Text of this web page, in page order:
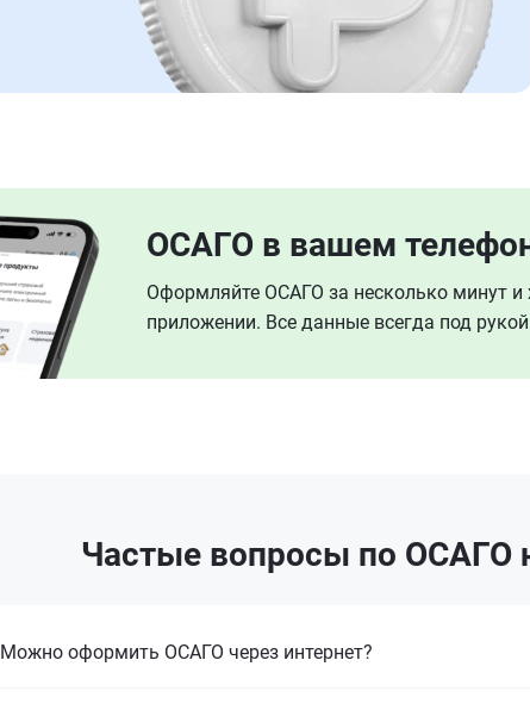
ОСАГО в вашем
Оформляйте ОСАГО за несколько минут и
приложении. Все данные всегда под
Частые вопросы по ОСАГО
Можно оформить ОСАГО через интернет?